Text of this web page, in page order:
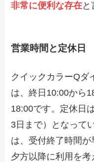
非常に便利な存在と
営業時間と定休日
クイックカラーQダ
は、終日10:00から
18:00です。定休日
3日まで）となって
は、受付終了時間
夕方以降に利用を